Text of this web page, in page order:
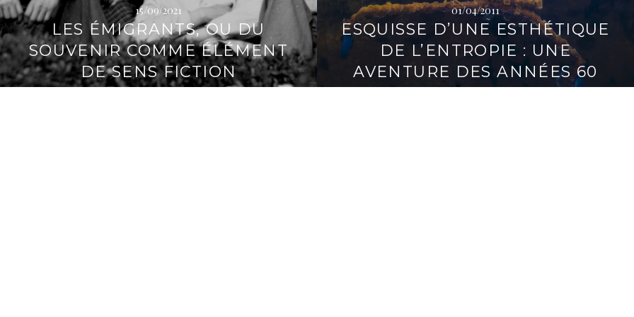
15/09/2021
LES ÉMIGRANTS, OU DU
SOUVENIR COMME ÉLÉMENT
DE SENS FICTION
01/04/2011
ESQUISSE D’UNE ESTHÉTIQUE
DE L’ENTROPIE : UNE
AVENTURE DES ANNÉES 60